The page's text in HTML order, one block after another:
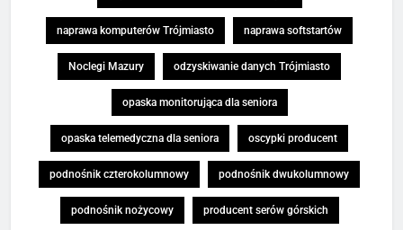
naprawa komputerów Trójmiasto naprawa softstartów
Noclegi Mazury odzyskiwanie danych Trójmiasto
opaska monitorująca dla seniora
opaska telemedyczna dla seniora oscypki producent
podnośnik czterokolumnowy podnośnik dwukolumnowy
podnośnik nożycowy producent serów górskich